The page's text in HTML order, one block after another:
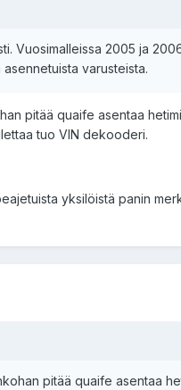
Vuosimalleissa 2005 ja
varusteista.
pitää quaife asentaa
tuo VIN dekooderi.
yksilöistä panin
pitää quaife asentaa